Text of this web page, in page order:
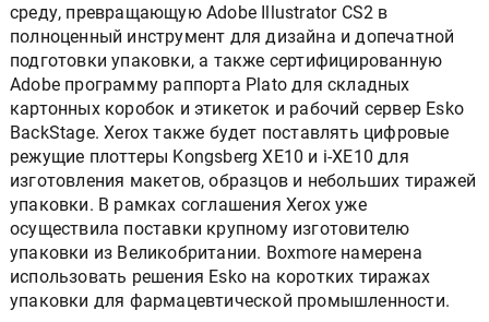
среду, превращающую Adobe Illustrator CS2 в
полноценный инструмент для дизайна и допечатной
подготовки упаковки, а также сертифицированную
Adobe программу раппорта Plato для складных
картонных коробок и этикеток и рабочий сервер Esko
BackStage. Xerox также будет поставлять цифровые
режущие плоттеры Kongsberg XE10 и i-XE10 для
изготовления макетов, образцов и небольших тиражей
упаковки. В рамках соглашения Xerox уже
осуществила поставки крупному изготовителю
упаковки из Великобритании. Boxmore намерена
использовать решения Esko на коротких тиражах
упаковки для фармацевтической промышленности.